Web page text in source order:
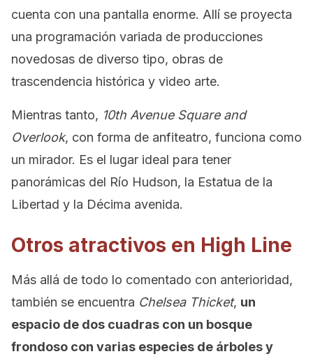
cuenta con una pantalla enorme. Allí se proyecta
una programación variada de producciones
novedosas de diverso tipo, obras de
trascendencia histórica y video arte.
Mientras tanto, 10th Avenue Square and
Overlook, con forma de anfiteatro, funciona como
un mirador. Es el lugar ideal para tener
panorámicas del Río Hudson, la Estatua de la
Libertad y la Décima avenida.
Otros atractivos en High Line
Más allá de todo lo comentado con anterioridad,
también se encuentra Chelsea Thicket, un
espacio de dos cuadras con un bosque
frondoso con varias especies de árboles y